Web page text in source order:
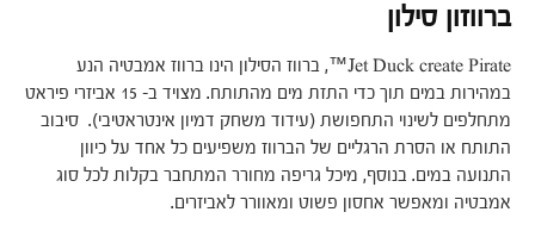
ברווזון סילון
Jet Duck create Pirate™, ברווז הסילון הינו ברווז אמבטיה הנע
במהירות במים תוך כדי התזת מים מהתותח. מצויד ב- 15 אביזרי פיראט
מתחלפים לשינוי התחפושת (עידוד משחק דמיון אינטראטיבי). סיבוב
התותח או הסרת הרגליים של הברווז משפיעים כל אחד על כיוון
התנועה במים. בנוסף, מיכל גריפה מחורר המתחבר בקלות לכל סוג
אמבטיה ומאפשר אחסון פשוט ומאוורר לאביזרים.